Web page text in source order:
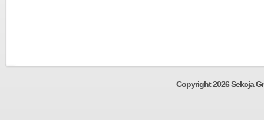
Copyright 2026 Sekcja